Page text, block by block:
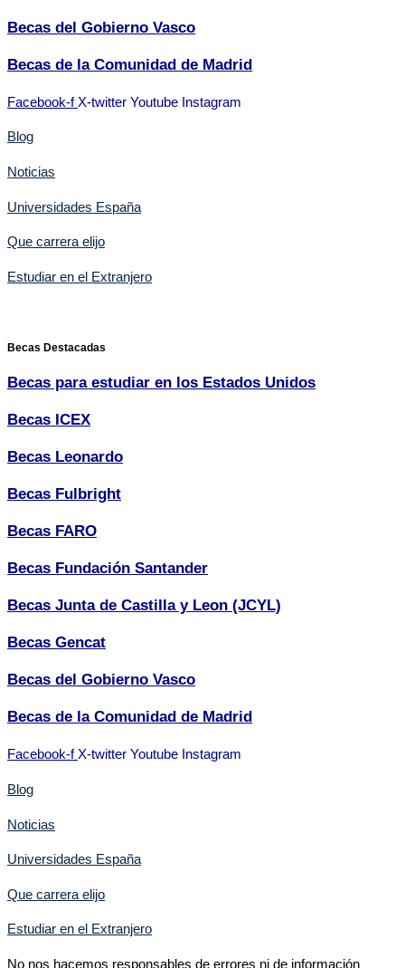
Becas del Gobierno Vasco
Becas de la Comunidad de Madrid
Facebook-f X-twitter Youtube Instagram
Blog
Noticias
Universidades España
Que carrera elijo
Estudiar en el Extranjero
Becas Destacadas
Becas para estudiar en los Estados Unidos
Becas ICEX
Becas Leonardo
Becas Fulbright
Becas FARO
Becas Fundación Santander
Becas Junta de Castilla y Leon (JCYL)
Becas Gencat
Becas del Gobierno Vasco
Becas de la Comunidad de Madrid
Facebook-f X-twitter Youtube Instagram
Blog
Noticias
Universidades España
Que carrera elijo
Estudiar en el Extranjero
No nos hacemos responsables de errores ni de información